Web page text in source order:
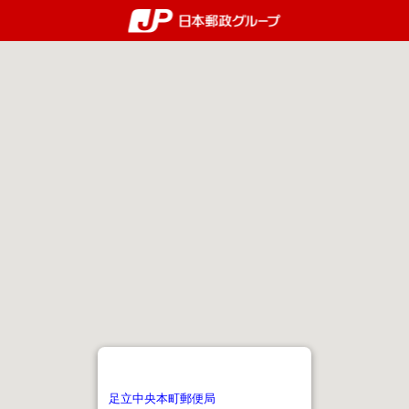
郵便局・日本郵政グループ
足立中央本町郵便局